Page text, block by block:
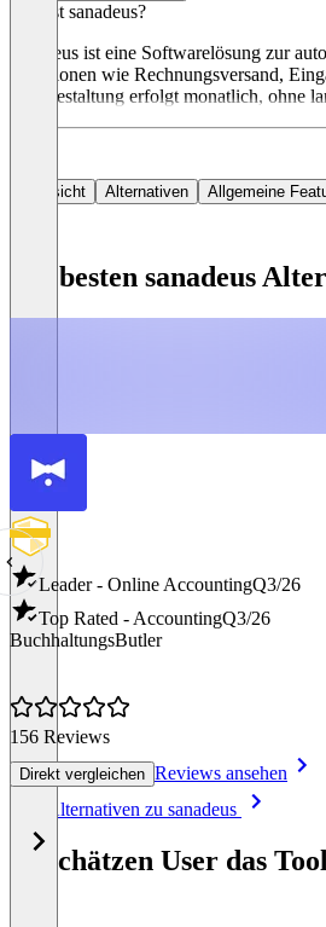
Was ist sanadeus?
sanadeus ist eine Softwarelösung zur
Funktionen wie Rechnungsversand,
Preisgestaltung erfolgt monatlich, ohne
Übersicht Alternativen Allgemeine
Die besten sanadeus
Leader - Online AccountingQ3/26
Top Rated - AccountingQ3/26
BuchhaltungsButler
156 Reviews
Direkt vergleichen Reviews ansehen
Alle Alternativen zu sanadeus
So schätzen User das